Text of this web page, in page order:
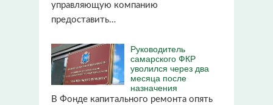
управляющую компанию
предоставить…
Руководитель
самарского ФКР
уволился через два
месяца после
назначения
В Фонде капитального ремонта опять